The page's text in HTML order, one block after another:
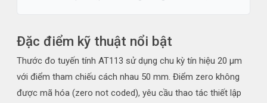
Đặc điểm kỹ thuật nổi bật
Thước đo tuyến tính AT113 sử dụng chu kỳ tín hiệu 20 µm
với điểm tham chiếu cách nhau 50 mm. Điểm zero không
được mã hóa (zero not coded), yêu cầu thao tác thiết lập